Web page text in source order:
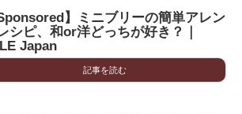
Sponsored】ミニブリーの簡単アレン
シピ、和or洋どっちが好き？｜
Japan
記事を読む